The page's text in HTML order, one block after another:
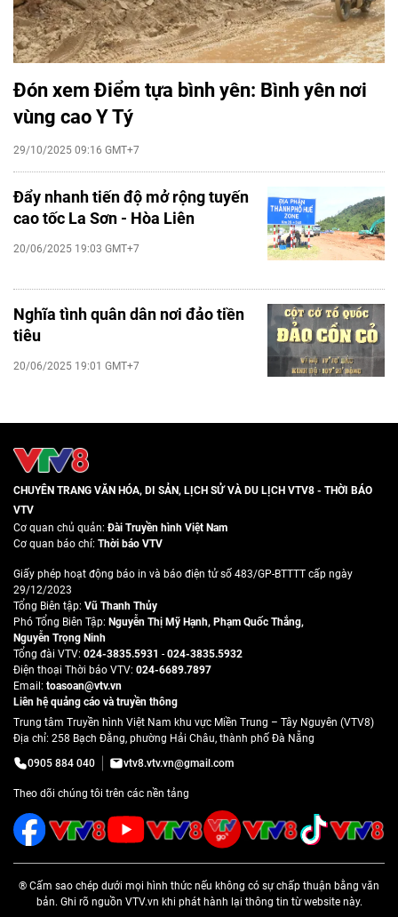
Đón xem Điểm tựa bình yên: Bình yên nơi
vùng cao Y Tý
29/10/2025 09:16 GMT+7
Đẩy nhanh tiến độ mở rộng tuyến
cao tốc La Sơn - Hòa Liên
20/06/2025 19:03 GMT+7
Nghĩa tình quân dân nơi đảo tiền
tiêu
20/06/2025 19:01 GMT+7
CHUYÊN TRANG VĂN HÓA, DI SẢN, LỊCH SỬ VÀ DU LỊCH VTV8 - THỜI BÁO
VTV
Cơ quan chủ quản:Đài Truyền hình Việt Nam
Cơ quan báo chí: Thời báo VTV
Giấy phép hoạt động báo in và báo điện tử số 483/GP-BTTTT cấp ngày
29/12/2023
Tổng Biên tập: Vũ Thanh Thủy
Phó Tổng Biên Tập: Nguyễn Thị Mỹ Hạnh, Phạm Quốc Thắng,
Nguyễn Trọng Ninh
Tổng đài VTV: 024-3835.5931 - 024-3835.5932
Ðiện thoại Thời báo VTV: 024-6689.7897
Email: toasoan@vtv.vn
Liên hệ quảng cáo và truyền thông
Trung tâm Truyền hình Việt Nam khu vực Miền Trung – Tây Nguyên (VTV8)
Địa chỉ: 258 Bạch Đằng, phường Hải Châu, thành phố Đà Nẵng
0905 884 040
vtv8.vtv.vn@gmail.com
Theo dõi chúng tôi trên các nền tảng
® Cấm sao chép dưới mọi hình thức nếu không có sự chấp thuận bằng văn
bản. Ghi rõ nguồn VTV.vn khi phát hành lại thông tin từ website này.